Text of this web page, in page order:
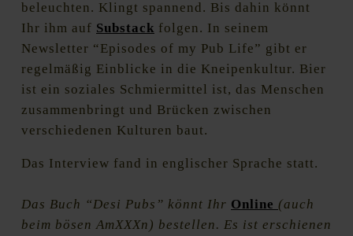
beleuchten. Klingt spannend. Bis dahin könnt
Ihr ihm auf Substack folgen. In seinem
Newsletter “Episodes of my Pub Life” gibt er
regelmäßig Einblicke in die Kneipenkultur. Bier
ist ein soziales Schmiermittel ist, das Menschen
zusammenbringt und Brücken zwischen
verschiedenen Kulturen baut.
Das Interview fand in englischer Sprache statt.
Das Buch “Desi Pubs” könnt Ihr Online (auch
beim bösen AmXXXn) bestellen. Es ist erschienen